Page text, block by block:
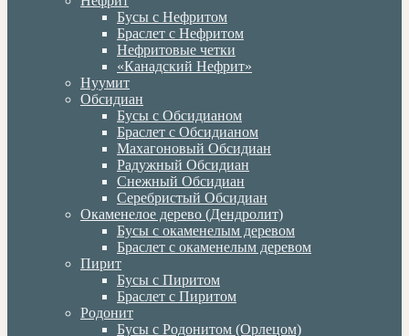
Бусы с Нефритом
Браслет с Нефритом
Нефритовые четки
«Канадский Нефрит»
Нуумит
Обсидиан
Бусы с Обсидианом
Браслет с Обсидианом
Махагоновый Обсидиан
Радужный Обсидиан
Снежный Обсидиан
Серебристый Обсидиан
Окаменелое дерево (Дендролит)
Бусы с окаменелым деревом
Браслет с окаменелым деревом
Пирит
Бусы с Пиритом
Браслет с Пиритом
Родонит
Бусы с Родонитом (Орлецом)